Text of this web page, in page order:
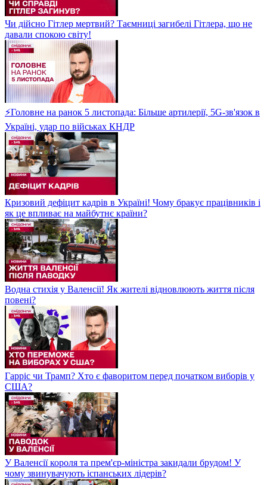
Чи дійсно Гітлер мертвий? Таємниці загибелі Гітлера, що не
давали спокою світу!
⚡Головне на ранок 5 листопада: Більше артилерії, 5G-зв'язок в
Україні, удар по військах КНДР
Кризовий дефіцит кадрів в Україні! Чому бракує працівників і
як це впливає на майбутнє країни?
Водна стихія у Валенсії! Як жителі відновлюють життя після
повені?
Гарріс чи Трамп? Хто є фаворитом перед початком виборів у
США?
У Валенсії короля та прем'єр-міністра закидали брудом! У
чому звинувачують іспанських лідерів?